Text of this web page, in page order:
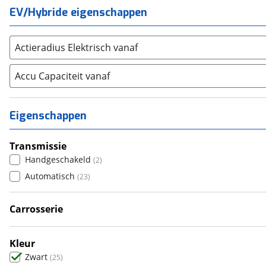
Alle merken
Abarth (13)
Aiways (0 )
Aixam (2)
Alfa Romeo (82)
Alpine
Aston Martin (8)
Audi (1927
Austin (0)
Auto Union (0)
Benimar (0)
Bentley (
BMW (3837)
Bold
BYD (266
EV/Hybride eigenschappen
Actieradius Elektrisch vanaf
Accu Capaciteit vanaf
Eigenschappen
Transmissie
Handgeschakeld (2)
Automatisch (23)
Carrosserie
Kleur
Zwart (25)